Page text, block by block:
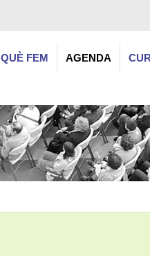
QUÈ FEM AGENDA